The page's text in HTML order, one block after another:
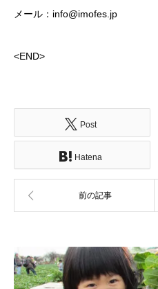
メール：info@imofes.jp
<END>
Post
Hatena